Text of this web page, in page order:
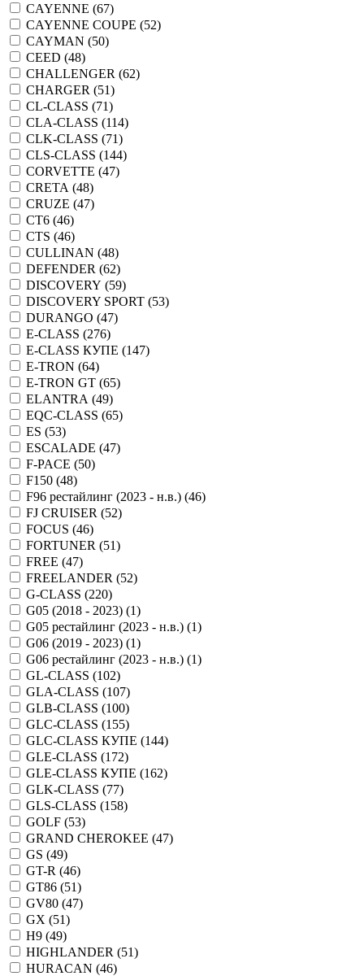
CAYENNE (67)
CAYENNE COUPE (52)
CAYMAN (50)
CEED (48)
CHALLENGER (62)
CHARGER (51)
CL-CLASS (71)
CLA-CLASS (114)
CLK-CLASS (71)
CLS-CLASS (144)
CORVETTE (47)
CRETA (48)
CRUZE (47)
CT6 (46)
CTS (46)
CULLINAN (48)
DEFENDER (62)
DISCOVERY (59)
DISCOVERY SPORT (53)
DURANGO (47)
E-CLASS (276)
E-CLASS КУПЕ (147)
E-TRON (64)
E-TRON GT (65)
ELANTRA (49)
EQC-CLASS (65)
ES (53)
ESCALADE (47)
F-PACE (50)
F150 (48)
F96 рестайлинг (2023 - н.в.) (46)
FJ CRUISER (52)
FOCUS (46)
FORTUNER (51)
FREE (47)
FREELANDER (52)
G-CLASS (220)
G05 (2018 - 2023) (1)
G05 рестайлинг (2023 - н.в.) (1)
G06 (2019 - 2023) (1)
G06 рестайлинг (2023 - н.в.) (1)
GL-CLASS (102)
GLA-CLASS (107)
GLB-CLASS (100)
GLC-CLASS (155)
GLC-CLASS КУПЕ (144)
GLE-CLASS (172)
GLE-CLASS КУПЕ (162)
GLK-CLASS (77)
GLS-CLASS (158)
GOLF (53)
GRAND CHEROKEE (47)
GS (49)
GT-R (46)
GT86 (51)
GV80 (47)
GX (51)
H9 (49)
HIGHLANDER (51)
HURACAN (46)